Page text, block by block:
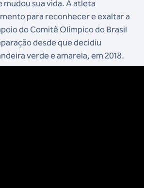
mudou sua vida. A atleta
para reconhecer e exaltar a
do Comitê Olímpico do Brasil
desde que decidiu
verde e amarela, em 2018.